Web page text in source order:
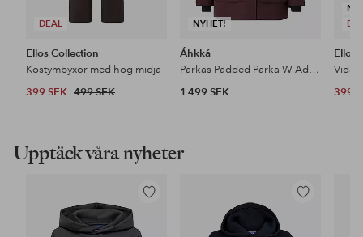
DEAL
Ellos Collection
Kostymbyxor med hög midja
399 SEK 499 SEK
NYHET!
Áhkká
Parkas Padded Parka W Adjustable Waist
1 499 SEK
Ellos
399
Upptäck våra nyheter
Lägg
i
Lägg